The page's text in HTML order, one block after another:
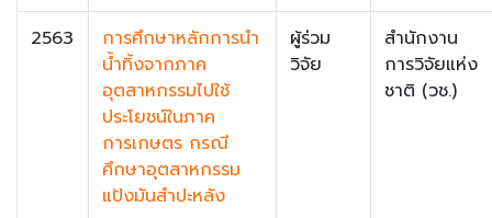
2563
การศึกษาหลักการนำ
น้ำทิ้งจากภาค
อุตสาหกรรมไปใช้
ประโยชน์ในภาค
การเกษตร กรณี
ศึกษาอุตสาหกรรม
แป้งมันสำปะหลัง
ผู้ร่วม
วิจัย
สำนักงาน
การวิจัยแห่ง
ชาติ (วช.)